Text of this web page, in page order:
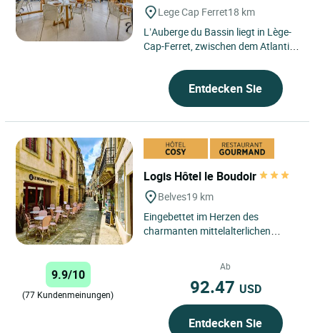
Lege Cap Ferret18 km
L’Auberge du Bassin liegt in Lège-
Cap-Ferret, zwischen dem Atlantik
nahe Bordeaux, in einer...
Entdecken Sie
Logis Hôtel le Boudoir
Belves19 km
Eingebettet im Herzen des
charmanten mittelalterlichen
9.9/10
(77 Kundenmeinungen)
Ab
92.47 USD
Entdecken Sie